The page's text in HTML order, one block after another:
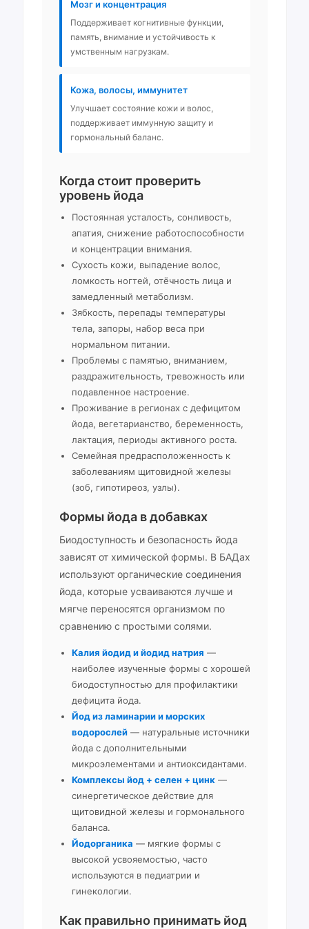
Мозг и концентрация
Поддерживает когнитивные функции,
память, внимание и устойчивость к
умственным нагрузкам.
Кожа, волосы, иммунитет
Улучшает состояние кожи и волос,
поддерживает иммунную защиту и
гормональный баланс.
Когда стоит проверить
уровень йода
Постоянная усталость, сонливость,
апатия, снижение работоспособности
и концентрации внимания.
Сухость кожи, выпадение волос,
ломкость ногтей, отёчность лица и
замедленный метаболизм.
Зябкость, перепады температуры
тела, запоры, набор веса при
нормальном питании.
Проблемы с памятью, вниманием,
раздражительность, тревожность или
подавленное настроение.
Проживание в регионах с дефицитом
йода, вегетарианство, беременность,
лактация, периоды активного роста.
Семейная предрасположенность к
заболеваниям щитовидной железы
(зоб, гипотиреоз, узлы).
Формы йода в добавках
Биодоступность и безопасность йода
зависят от химической формы. В БАДах
используют органические соединения
йода, которые усваиваются лучше и
мягче переносятся организмом по
сравнению с простыми солями.
Калия йодид и йодид натрия —
наиболее изученные формы с хорошей
биодоступностью для профилактики
дефицита йода.
Йод из ламинарии и морских
водорослей— натуральные источники
йода с дополнительными
микроэлементами и антиоксидантами.
Комплексы йод + селен + цинк—
синергетическое действие для
щитовидной железы и гормонального
баланса.
Йодорганика — мягкие формы с
высокой усвояемостью, часто
используются в педиатрии и
гинекологии.
Как правильно принимать йод